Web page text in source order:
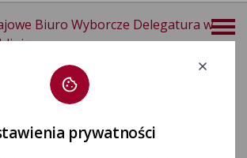
Biuro Wyborcze Delegatura w
prywatności